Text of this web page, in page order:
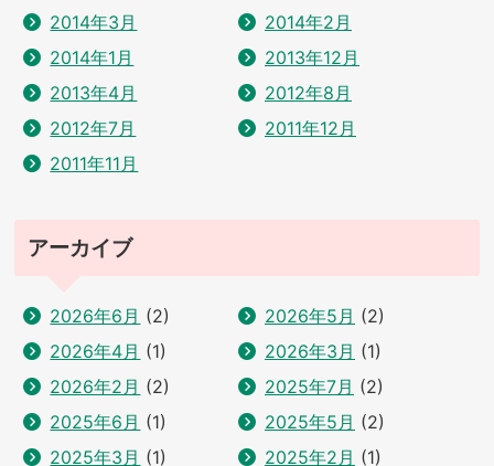
2014年3月
2014年2月
2014年1月
2013年12月
2013年4月
2012年8月
2012年7月
2011年12月
2011年11月
アーカイブ
2026年6月 (2) 2026年5月 (2)
2026年4月 (1) 2026年3月 (1)
2026年2月 (2) 2025年7月 (2)
2025年6月 (1) 2025年5月 (2)
2025年3月 (1) 2025年2月 (1)